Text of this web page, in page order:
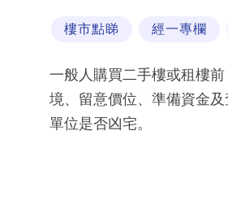
樓市點睇 經一專欄
一般人購買二手樓或租樓
境、留意價位、準備資金
單位是否凶宅。